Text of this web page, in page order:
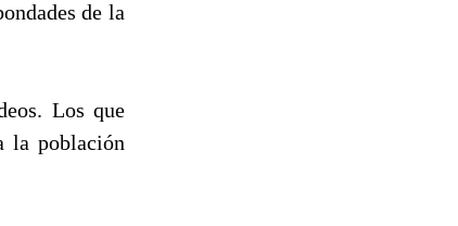
de la
Los que
la población